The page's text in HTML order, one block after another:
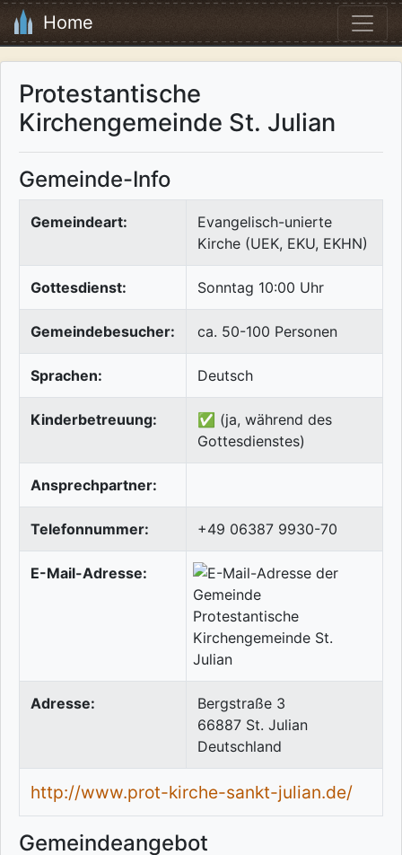
Home
Protestantische
Kirchengemeinde St. Julian
Gemeinde-Info
Gemeindeart:
Evangelisch-unierte
Kirche (UEK, EKU, EKHN)
Gottesdienst: Sonntag 10:00 Uhr
Gemeindebesucher: ca. 50-100 Personen
Sprachen: Deutsch
Kinderbetreuung:
✅ (ja, während des
Gottesdienstes)
Ansprechpartner:
Telefonnummer: +49 06387 9930-70
E-Mail-Adresse:
Adresse:
Bergstraße 3
66887 St. Julian
Deutschland
http://www.prot-kirche-sankt-julian.de/
Gemeindeangebot